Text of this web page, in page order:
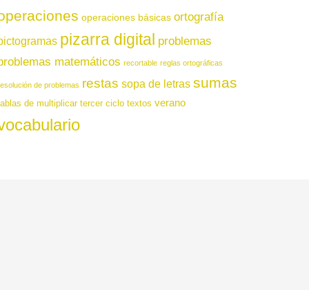
operaciones básicas ortografía
pizarra digital problemas
matemáticos recortable reglas ortográficas
de problemas restas sopa de letras sumas
de multiplicar tercer ciclo textos verano